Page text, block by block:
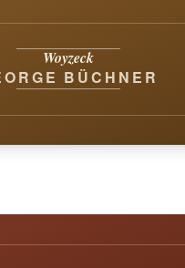
Woyzeck
BÜCHNER